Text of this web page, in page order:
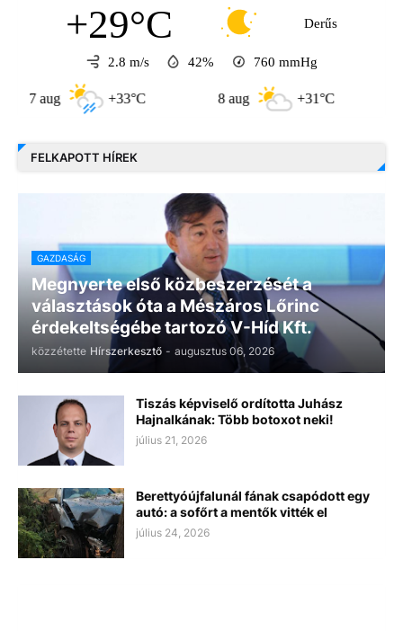
+29°C Derűs
2.8 m/s 42% 760 mmHg
+33°C +31°C
FELKAPOTT HÍREK
GAZDASÁG
Megnyerte első közbeszerzését a
választások óta a Mészáros Lőrinc
érdekeltségébe tartozó V-Híd Kft.
közzétette Hírszerkesztő - augusztus 06, 2026
Tiszás képviselő ordította Juhász
Hajnalkának: Több botoxot neki!
július 21, 2026
Berettyóújfalunál fának csapódott egy
autó: a sofőrt a mentők vitték el
július 24, 2026